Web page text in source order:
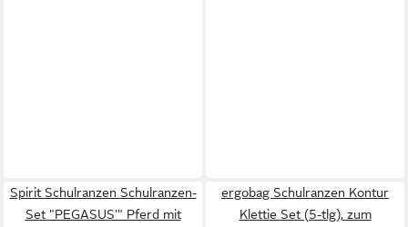
Spirit Schulranzen Schulranzen-
Set "PEGASUS'" Pferd mit
ergobag Schulranzen Kontur
Klettie Set (5-tlg), zum